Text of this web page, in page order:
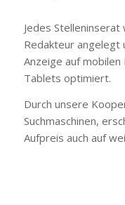
Jedes Stelleninserat
Redakteur angelegt
Anzeige auf
Tablets optimiert.
Durch unsere
Suchmaschinen,
Aufpreis auch auf